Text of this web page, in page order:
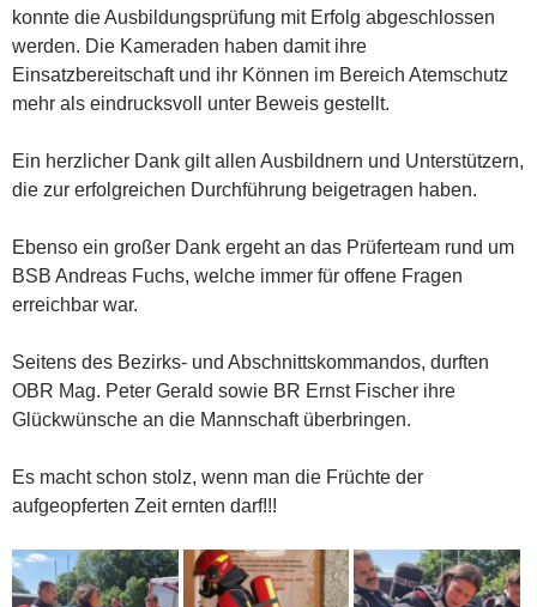
konnte die Ausbildungsprüfung mit Erfolg abgeschlossen
werden. Die Kameraden haben damit ihre
Einsatzbereitschaft und ihr Können im Bereich Atemschutz
mehr als eindrucksvoll unter Beweis gestellt.
Ein herzlicher Dank gilt allen Ausbildnern und Unterstützern,
die zur erfolgreichen Durchführung beigetragen haben.
Ebenso ein großer Dank ergeht an das Prüferteam rund um
BSB Andreas Fuchs, welche immer für offene Fragen
erreichbar war.
Seitens des Bezirks- und Abschnittskommandos, durften
OBR Mag. Peter Gerald sowie BR Ernst Fischer ihre
Glückwünsche an die Mannschaft überbringen.
Es macht schon stolz, wenn man die Früchte der
aufgeopferten Zeit ernten darf!!!